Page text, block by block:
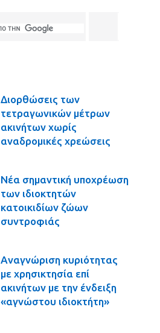
Διορθώσεις των
τετραγωνικών μέτρων
ακινήτων χωρίς
αναδρομικές χρεώσεις
Νέα σημαντική υποχρέωση
των ιδιοκτητών
κατοικιδίων ζώων
συντροφιάς
Αναγνώριση κυριότητας
με χρησικτησία επί
ακινήτων με την ένδειξη
«αγνώστου ιδιοκτήτη»